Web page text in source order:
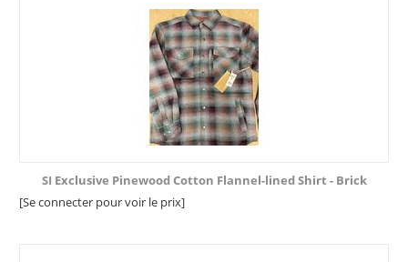
SI Exclusive Pinewood Cotton Flannel-lined Shirt - Brick
[Se connecter pour voir le prix]